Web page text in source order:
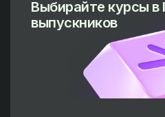
Выбирайте курсы в
выпускников